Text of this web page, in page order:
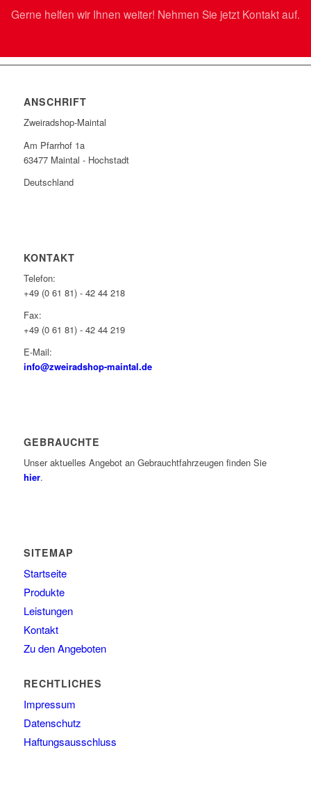
Gerne helfen wir Ihnen weiter! Nehmen Sie jetzt Kontakt auf.
ANSCHRIFT
Zweiradshop-Maintal
Am Pfarrhof 1a
63477 Maintal - Hochstadt
Deutschland
KONTAKT
Telefon:
+49 (0 61 81) - 42 44 218
Fax:
+49 (0 61 81) - 42 44 219
E-Mail:
info@zweiradshop-maintal.de
GEBRAUCHTE
Unser aktuelles Angebot an Gebrauchtfahrzeugen finden Sie
hier.
SITEMAP
Startseite
Produkte
Leistungen
Kontakt
Zu den Angeboten
RECHTLICHES
Impressum
Datenschutz
Haftungsausschluss